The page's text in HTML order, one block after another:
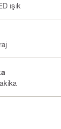
ışık